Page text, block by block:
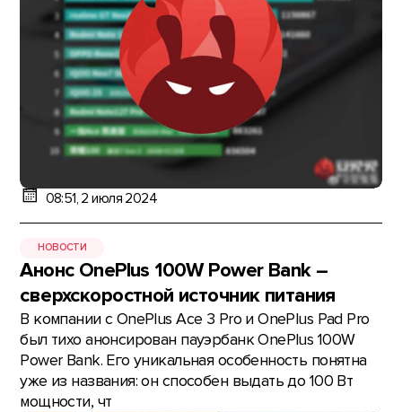
08:51, 2 июля 2024
НОВОСТИ
Анонс OnePlus 100W Power Bank –
сверхскоростной источник питания
В компании с OnePlus Ace 3 Pro и OnePlus Pad Pro
был тихо анонсирован пауэрбанк OnePlus 100W
Power Bank. Его уникальная особенность понятна
уже из названия: он способен выдать до 100 Вт
мощности, чт